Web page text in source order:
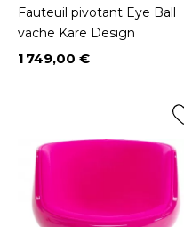
Fauteuil pivotant Eye Ball
vache Kare Design
Prix
1 749,00 €